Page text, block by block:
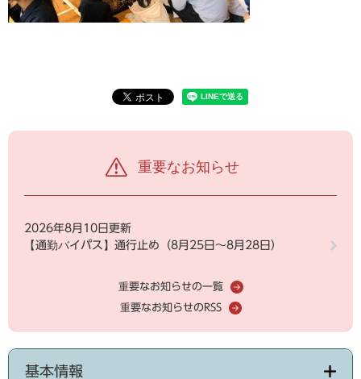
重要なお知らせ
2026年8月10日更新
【通勤バイパス】通行止め（8月25日～8月28日）
重要なお知らせの一覧
重要なお知らせのRSS
基本情報